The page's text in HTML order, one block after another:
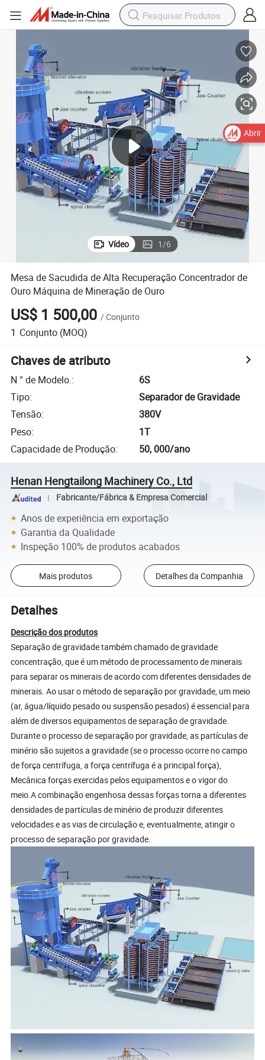
Vídeo 1/6
Mesa de Sacudida de Alta Recuperação Concentrador de
Ouro Máquina de Mineração de Ouro
US$ 1 500,00 /Conjunto
1 Conjunto (MOQ)
Chaves de atributo
N ° de Modelo.:
6S
Tipo:
Separador de Gravidade
Tensão:
380V
Peso:
1T
Capacidade de Produção: 50, 000/ano
Henan Hengtailong Machinery Co., Ltd
Fabricante/Fábrica & Empresa Comercial
Anos de experiência em exportação
Garantia da Qualidade
Inspeção 100% de produtos acabados
Mais produtos Detalhes da Companhia
Detalhes
Descrição dos produtos
Separação de gravidade também chamado de gravidade
concentração, que é um método de processamento de minerais
para separar os minerais de acordo com diferentes densidades de
minerais. Ao usar o método de separação por gravidade, um meio
(ar, água/líquido pesado ou suspensão pesados) é essencial para
além de diversos equipamentos de separação de gravidade.
Durante o processo de separação por gravidade, as partículas de
minério são sujeitos a gravidade (se o processo ocorre no campo
de força centrífuga, a força centrífuga é a principal força),
Mecânica forças exercidas pelos equipamentos e o vigor do
meio.A combinação engenhosa dessas forças torna a diferentes
densidades de partículas de minério de produzir diferentes
velocidades e as vias de circulação e, eventualmente, atingir o
processo de separação por gravidade.
Abrir